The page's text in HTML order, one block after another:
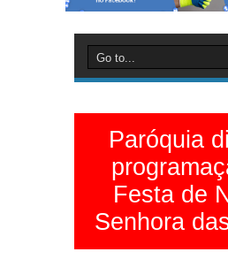
Paróquia
Festa de
Senhora